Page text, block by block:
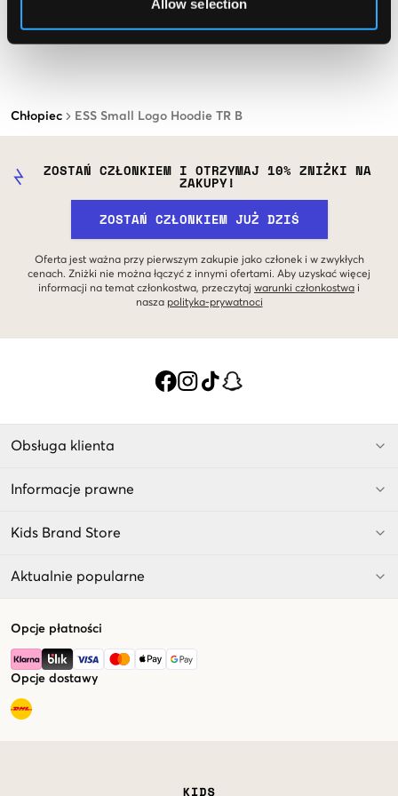
Allow selection
Chłopiec ESS Small Logo Hoodie TR B
ZOSTAŃ CZŁONKIEM I OTRZYMAJ 10% ZNIŻKI NA
ZAKUPY!
ZOSTAŃ CZŁONKIEM JUŻ DZIŚ
Oferta jest ważna przy pierwszym zakupie jako członek i w zwykłych
cenach. Zniżki nie można łączyć z innymi ofertami. Aby uzyskać więcej
informacji na temat członkostwa, przeczytaj warunki członkostwa i
nasza polityka-prywatnoci
Obsługa klienta
Informacje prawne
Kids Brand Store
Aktualnie popularne
Opcje płatności
Opcje dostawy